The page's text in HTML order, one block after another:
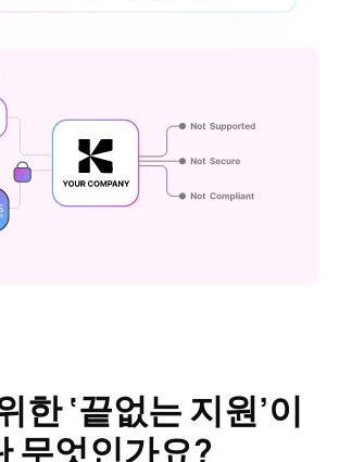
한 ‘끝없는 지원’이
무엇인가요?